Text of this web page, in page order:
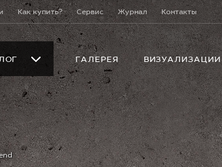
Как купить? Сервис Журнал Контакты
ГАЛЕРЕЯ ВИЗУАЛИЗАЦИИ